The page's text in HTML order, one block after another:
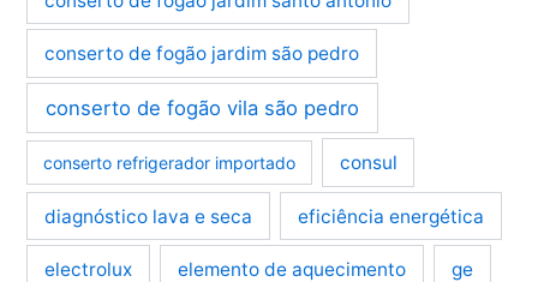
conserto de fogão jardim são pedro
conserto de fogão vila são pedro
conserto refrigerador importado consul
diagnóstico lava e seca eficiência energética
electrolux elemento de aquecimento ge